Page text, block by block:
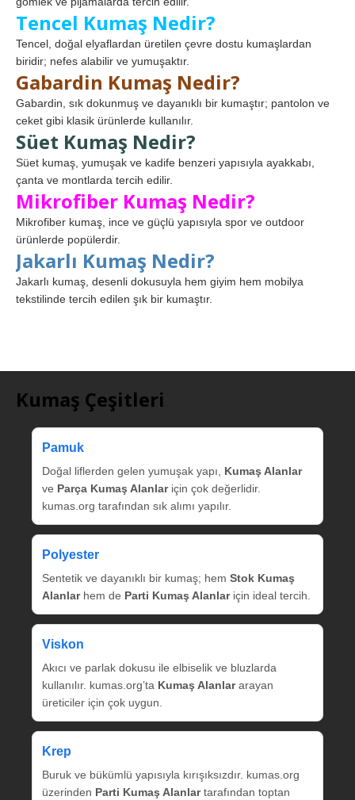
Tencel Kumaş Nedir?
Tencel, doğal elyaflardan üretilen çevre dostu kumaşlardan
biridir; nefes alabilir ve yumuşaktır.
Gabardin Kumaş Nedir?
Gabardin, sık dokunmuş ve dayanıklı bir kumaştır; pantolon ve
ceket gibi klasik ürünlerde kullanılır.
Süet Kumaş Nedir?
Süet kumaş, yumuşak ve kadife benzeri yapısıyla ayakkabı,
çanta ve montlarda tercih edilir.
Mikrofiber Kumaş Nedir?
Mikrofiber kumaş, ince ve güçlü yapısıyla spor ve outdoor
ürünlerde popülerdir.
Jakarlı Kumaş Nedir?
Jakarlı kumaş, desenli dokusuyla hem giyim hem mobilya
tekstilinde tercih edilen şık bir kumaştır.
Kumaş Çeşitleri
Pamuk
Doğal liflerden gelen yumuşak yapı, Kumaş Alanlar
ve Parça Kumaş Alanlariçin çok değerlidir.
kumas.org tarafından sık alımı yapılır.
Polyester
Sentetik ve dayanıklı bir kumaş; hem Stok Kumaş
Alanlarhem de Parti Kumaş Alanlariçin ideal tercih.
Viskon
Akıcı ve parlak dokusu ile elbiselik ve bluzlarda
kullanılır. kumas.org’ta Kumaş Alanlararayan
üreticiler için çok uygun.
Krep
Buruk ve bükümlü yapısıyla kırışıksızdır. kumas.org
üzerinden Parti Kumaş Alanlartarafından toptan